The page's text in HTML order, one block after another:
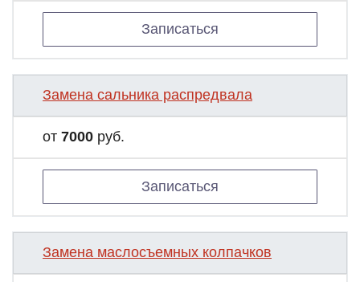
Записаться
Замена сальника распредвала
от 7000 руб.
Записаться
Замена маслосъемных колпачков